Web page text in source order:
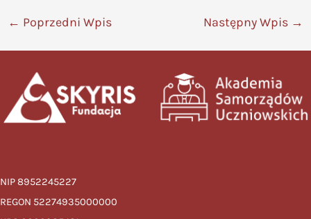
← Poprzedni Wpis Następny Wpis →
NIP 8952245227
REGON 52274935000000